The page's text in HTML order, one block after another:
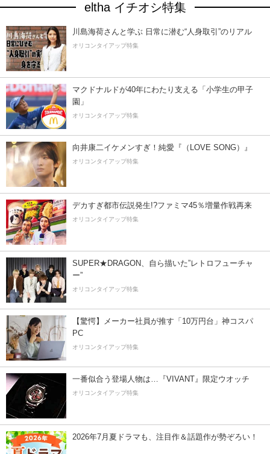
eltha イチオシ特集
川島海荷さんと学ぶ 日常に潜む“人身取引”のリアル
オリコンタイアップ特集
マクドナルドが40年にわたり支える「小学生の甲子
園」
オリコンタイアップ特集
向井康二イケメンすぎ！純愛『（LOVE SONG）』
オリコンタイアップ特集
デカすぎ都市伝説発生!?ファミマ45％増量作戦再来
オリコンタイアップ特集
SUPER★DRAGON、自ら描いた”レトロフューチャ
ー”
オリコンタイアップ特集
【驚愕】メーカー社員が推す「10万円台」神コスパ
PC
オリコンタイアップ特集
一番似合う登場人物は…『VIVANT』限定ウオッチ
オリコンタイアップ特集
2026年7月夏ドラマも、注目作＆話題作が勢ぞろい！